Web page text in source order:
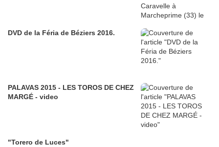
DVD de la Féria de Béziers 2016.
PALAVAS 2015 - LES TOROS DE CHEZ
MARGÉ - video
"Torero de Luces"